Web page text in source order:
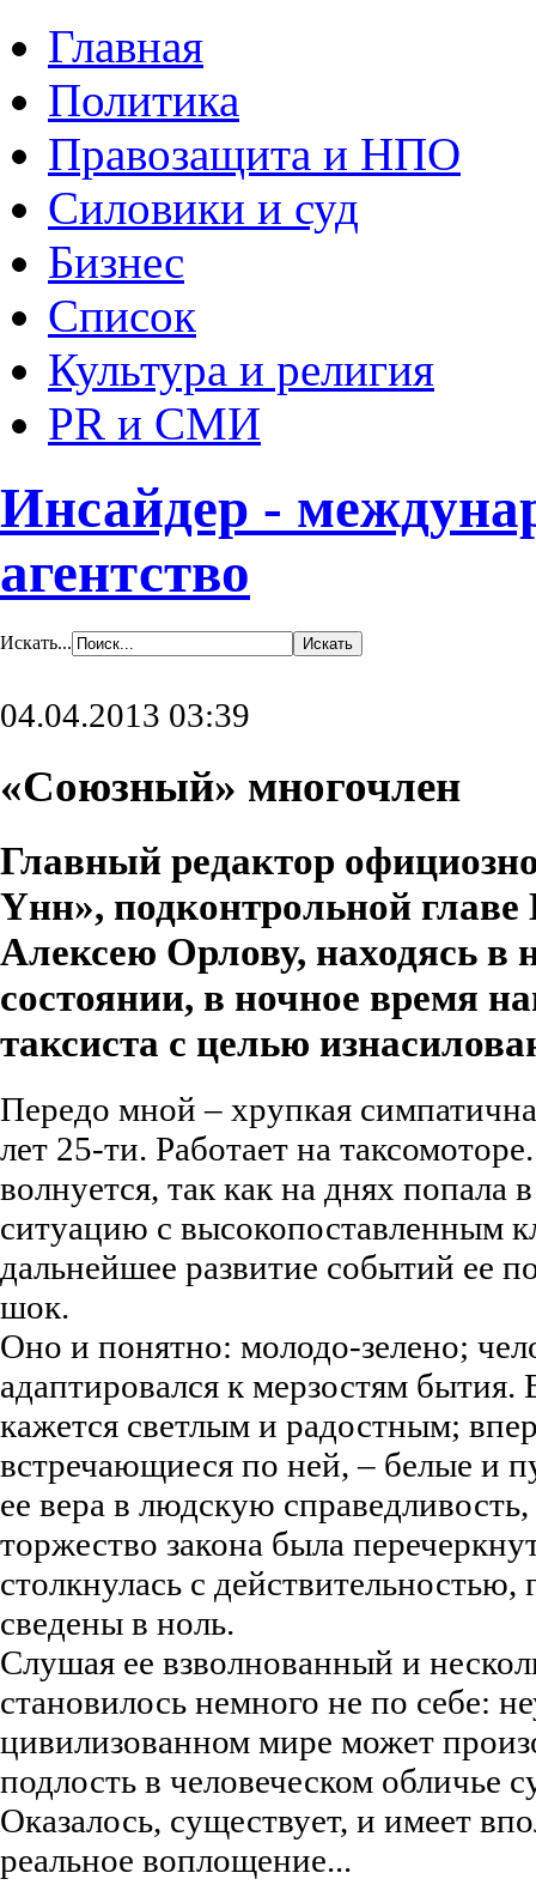
Главная
Политика
Правозащита и НПО
Силовики и суд
Бизнес
Список
Культура и религия
PR и СМИ
Инсайдер -
агентство
Искать...
04.04.2013 03:39
«Союзный» многочлен
Главный редактор
Yнн», подконтрольной
Алексею Орлову, находясь в
состоянии, в ночное время
таксиста с целью
Передо мной – хрупкая
лет 25-ти. Работает на
волнуется, так как на днях попала
ситуацию с высокопоставленным
дальнейшее развитие событий ее
шок.
Оно и понятно: молодо-зелено;
адаптировался к мерзостям бытия.
кажется светлым и радостным;
встречающиеся по ней, – белые и
ее вера в людскую
торжество закона была
столкнулась с действительностью,
сведены в ноль.
Слушая ее взволнованный и
становилось немного не по себе:
цивилизованном мире может
подлость в человеческом обличье
Оказалось, существует, и имеет
реальное воплощение...